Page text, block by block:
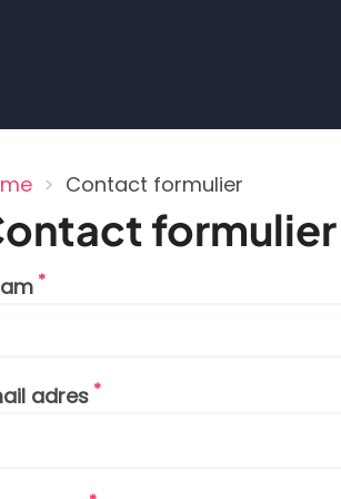
Contact formulier
formulier
adres